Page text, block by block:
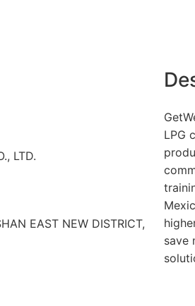
LTD.
EAST NEW DISTRICT,
LPG
save